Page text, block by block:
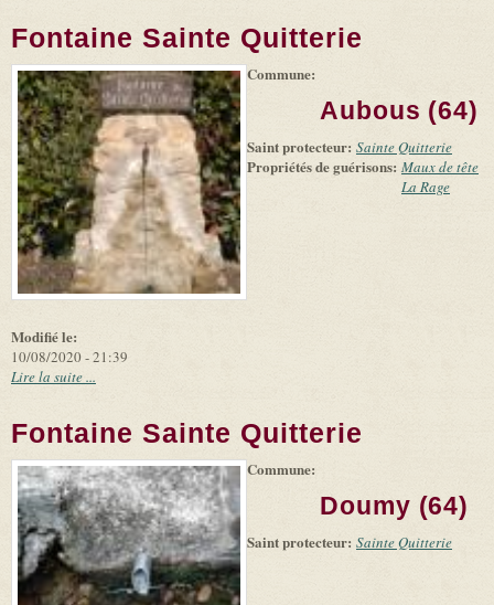
Fontaine Sainte Quitterie
Leaflet (link is
|
Tiles
(link is
external)
©
Microsoft
and
suppliers
Modifié le:
10/08/2020 - 21:39
Commune:
Aubous (64)
Saint protecteur: Sainte Quitterie
Propriétés de guérisons: Maux de tête
La Rage
Lire la suite ...
Fontaine Sainte Quitterie
Leaflet (link is
|
Tiles
(link is
external)
©
Microsoft
and
suppliers
Commune:
Doumy (64)
Saint protecteur: Sainte Quitterie